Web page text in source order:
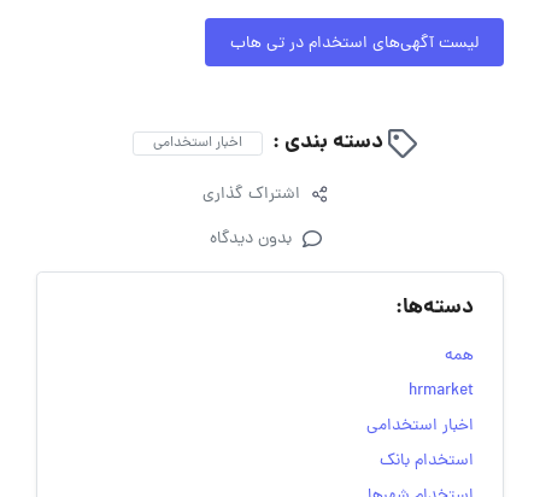
لیست آگهی‌های استخدام در تی هاب
دسته بندی : اخبار استخدامی
اشتراک گذاری
بدون دیدگاه
دسته‌ها:
همه
hrmarket
اخبار استخدامی
استخدام بانک